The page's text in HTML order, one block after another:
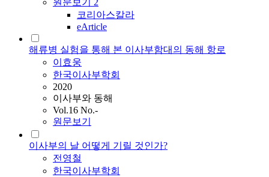
원문보기 2
코리아스칼라
eArticle
해류병 실험을 통해 본 이사부함대의 동해 항로
이효웅
한국이사부학회
2020
이사부와 동해
Vol.16 No.-
원문보기
이사부의 날 어떻게 기릴 것인가?
전영철
한국이사부학회